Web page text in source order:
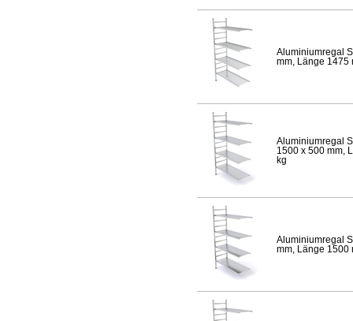
Aluminiumregal
mm, Länge 1475
Aluminiumregal
1500 x 500 mm,
kg
Aluminiumregal
mm, Länge 1500